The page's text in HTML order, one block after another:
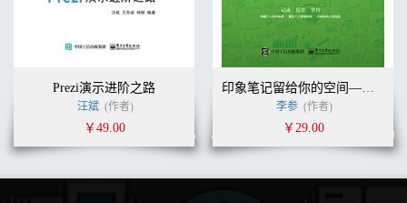
Prezi演示进阶之路
汪斌 (作者)
￥49.00
印象笔记留给你的空间——Evernote伴你成长（双色）
李参 (作者)
￥29.00